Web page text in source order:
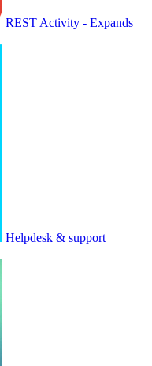
REST Activity - Expands
Helpdesk & support